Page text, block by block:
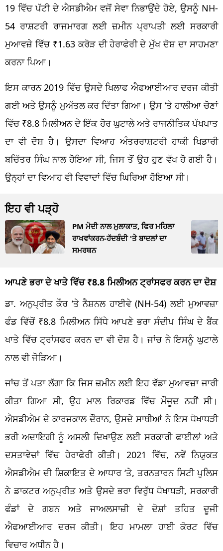
19 ਵਿੱਚ ਪੱਟੀ ਦੇ ਐਸਡੀਐਮ ਵਜੋਂ ਸੇਵਾ ਨਿਭਾਉਂਦੇ ਹੋਏ, ਉਸਨੂੰ NH-
54 ਰਾਸ਼ਟਰੀ ਰਾਜਮਾਰਗ ਲਈ ਜ਼ਮੀਨ ਪ੍ਰਾਪਤੀ ਲਈ ਸਰਕਾਰੀ
ਮੁਆਵਜ਼ੇ ਵਿੱਚ ₹1.63 ਕਰੋੜ ਦੀ ਹੇਰਾਫੇਰੀ ਦੇ ਮੁੱਖ ਦੋਸ਼ ਦਾ ਸਾਹਮਣਾ
ਕਰਨਾ ਪਿਆ।
ਇਸ ਕਾਰਨ 2019 ਵਿੱਚ ਉਸਦੇ ਖਿਲਾਫ ਐਫਆਈਆਰ ਦਰਜ ਕੀਤੀ
ਗਈ ਅਤੇ ਉਸਨੂੰ ਮੁਅੱਤਲ ਕਰ ਦਿੱਤਾ ਗਿਆ। ਉਸ ‘ਤੇ ਹਾਲੀਆ ਚੋਣਾਂ
ਵਿੱਚ ₹8.8 ਮਿਲੀਅਨ ਦੇ ਇੱਕ ਹੋਰ ਘੁਟਾਲੇ ਅਤੇ ਰਾਜਨੀਤਿਕ ਪੱਖਪਾਤ
ਦਾ ਵੀ ਦੋਸ਼ ਹੈ। ਉਸਦਾ ਵਿਆਹ ਅੰਤਰਰਾਸ਼ਟਰੀ ਹਾਕੀ ਖਿਡਾਰੀ
ਬਚਿੱਤਰ ਸਿੰਘ ਨਾਲ ਹੋਇਆ ਸੀ, ਜਿਸ ਤੋਂ ਉਹ ਹੁਣ ਵੱਖ ਹੋ ਗਈ ਹੈ।
ਉਨ੍ਹਾਂ ਦਾ ਵਿਆਹ ਵੀ ਵਿਵਾਦਾਂ ਵਿੱਚ ਘਿਰਿਆ ਹੋਇਆ ਸੀ।
ਇਹ ਵੀ ਪੜ੍ਹੋ
PM ਮੋਦੀ ਨਾਲ ਮੁਲਾਕਾਤ, ਫਿਰ ਮਹਿਲਾ
ਰਾਖਵਾਂਕਰਨ-ਹੱਦਬੰਦੀ 'ਤੇ ਬਾਦਲਾਂ ਦਾ
ਸਮਰਥਨ
ਆਪਣੇ ਭਰਾ ਦੇ ਖਾਤੇ ਵਿੱਚ ₹8.8 ਮਿਲੀਅਨ ਟ੍ਰਾਂਸਫਰ ਕਰਨ ਦਾ ਦੋਸ਼
ਡਾ. ਅਨੁਪ੍ਰੀਤ ਕੌਰ ‘ਤੇ ਨੈਸ਼ਨਲ ਹਾਈਵੇ (NH-54) ਲਈ ਮੁਆਵਜ਼ਾ
ਫੰਡ ਵਿੱਚੋਂ ₹8.8 ਮਿਲੀਅਨ ਸਿੱਧੇ ਆਪਣੇ ਭਰਾ ਸੰਦੀਪ ਸਿੰਘ ਦੇ ਬੈਂਕ
ਖਾਤੇ ਵਿੱਚ ਟ੍ਰਾਂਸਫਰ ਕਰਨ ਦਾ ਵੀ ਦੋਸ਼ ਹੈ। ਜਾਂਚ ਨੇ ਇਸਨੂੰ ਘੁਟਾਲੇ
ਨਾਲ ਵੀ ਜੋੜਿਆ।
ਜਾਂਚ ਤੋਂ ਪਤਾ ਲੱਗਾ ਕਿ ਜਿਸ ਜ਼ਮੀਨ ਲਈ ਇਹ ਵੱਡਾ ਮੁਆਵਜ਼ਾ ਜਾਰੀ
ਕੀਤਾ ਗਿਆ ਸੀ, ਉਹ ਮਾਲ ਰਿਕਾਰਡ ਵਿੱਚ ਮੌਜੂਦ ਨਹੀਂ ਸੀ।
ਐਸਡੀਐਮ ਦੇ ਕਾਰਜਕਾਲ ਦੌਰਾਨ, ਉਸਦੇ ਸਾਥੀਆਂ ਨੇ ਇਸ ਧੋਖਾਧੜੀ
ਭਰੀ ਅਦਾਇਗੀ ਨੂੰ ਅਸਲੀ ਦਿਖਾਉਣ ਲਈ ਸਰਕਾਰੀ ਫਾਈਲਾਂ ਅਤੇ
ਦਸਤਾਵੇਜ਼ਾਂ ਵਿੱਚ ਹੇਰਾਫੇਰੀ ਕੀਤੀ। 2021 ਵਿੱਚ, ਨਵੇਂ ਨਿਯੁਕਤ
ਐਸਡੀਐਮ ਦੀ ਸ਼ਿਕਾਇਤ ਦੇ ਆਧਾਰ ‘ਤੇ, ਤਰਨਤਾਰਨ ਸਿਟੀ ਪੁਲਿਸ
ਨੇ ਡਾਕਟਰ ਅਨੁਪ੍ਰੀਤ ਅਤੇ ਉਸਦੇ ਭਰਾ ਵਿਰੁੱਧ ਧੋਖਾਧੜੀ, ਸਰਕਾਰੀ
ਫੰਡਾਂ ਦੇ ਗਬਨ ਅਤੇ ਜਾਅਲਸਾਜ਼ੀ ਦੇ ਦੋਸ਼ਾਂ ਤਹਿਤ ਦੂਜੀ
ਐਫਆਈਆਰ ਦਰਜ ਕੀਤੀ। ਇਹ ਮਾਮਲਾ ਹਾਈ ਕੋਰਟ ਵਿੱਚ
ਵਿਚਾਰ ਅਧੀਨ ਹੈ।